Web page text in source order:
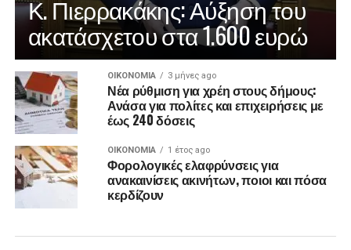
Κ. Πιερρακάκης: Αύξηση του
ακατάσχετου στα 1.600 ευρώ
ΟΙΚΟΝΟΜΊΑ 3 μήνες ago
Νέα ρύθμιση για χρέη στους δήμους:
Ανάσα για πολίτες και επιχειρήσεις με
έως 240 δόσεις
ΟΙΚΟΝΟΜΊΑ 1 έτος ago
Φορολογικές ελαφρύνσεις για
ανακαινίσεις ακινήτων, ποιοι και πόσα
κερδίζουν